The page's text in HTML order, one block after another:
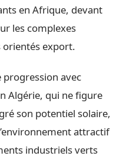
en Afrique, devant
les complexes
orientés export.
avec
Algérie, qui ne figure
son potentiel solaire,
attractif
industriels verts